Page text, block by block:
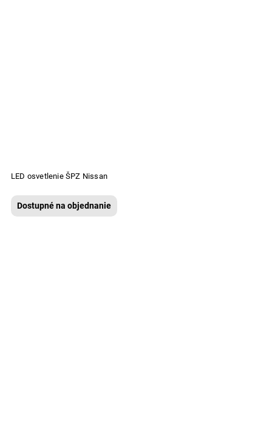
LED osvetlenie ŠPZ Nissan
Dostupné na objednanie